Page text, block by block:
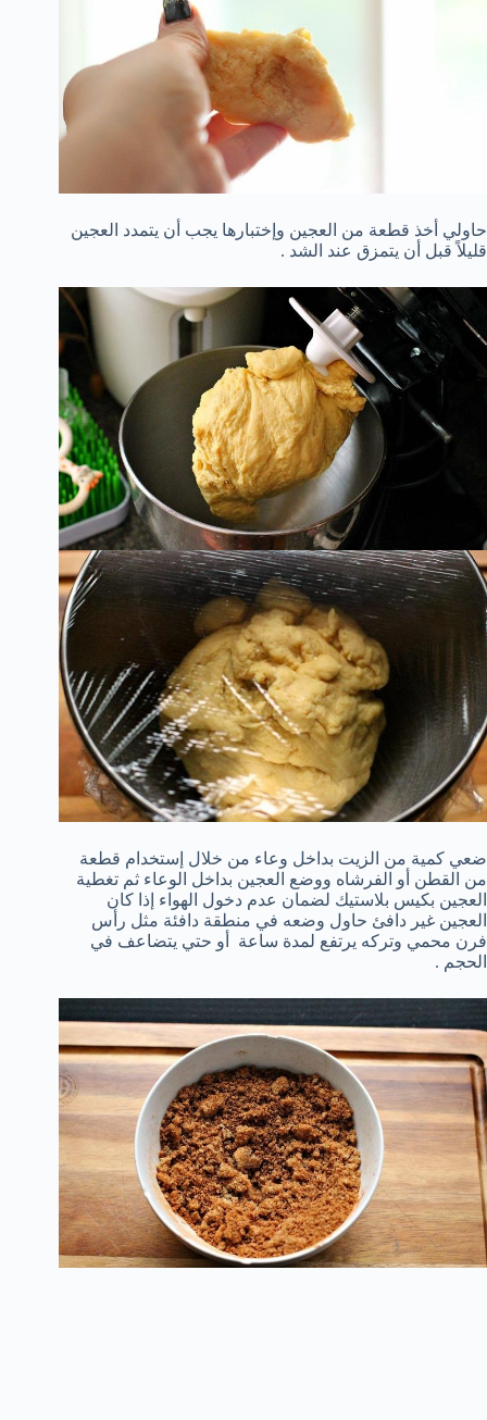
حاولي أخذ قطعة من العجين وإختبارها يجب أن يتمدد العجين
قليلاً قبل أن يتمزق عند الشد .
ضعي كمية من الزيت بداخل وعاء من خلال إستخدام قطعة
من القطن أو الفرشاه ووضع العجين بداخل الوعاء ثم تغطية
العجين بكيس بلاستيك لضمان عدم دخول الهواء إذا كان
العجين غير دافئ حاول وضعه في منطقة دافئة مثل رأس
فرن محمي وتركه يرتفع لمدة ساعة أو حتي يتضاعف في
الحجم .